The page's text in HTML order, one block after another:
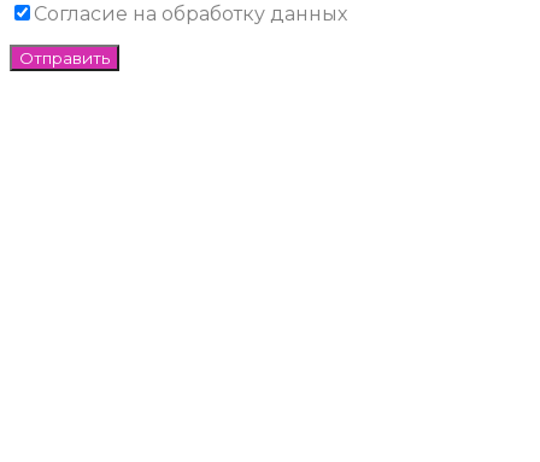
Согласие на обработку данных